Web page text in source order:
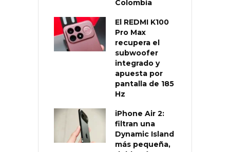
Colombia
El REDMI K100
Pro Max
recupera el
subwoofer
integrado y
apuesta por
pantalla de 185
Hz
iPhone Air 2:
filtran una
Dynamic Island
más pequeña,